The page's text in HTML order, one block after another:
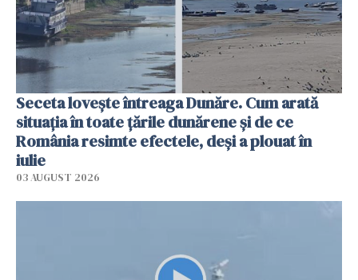
Seceta lovește întreaga Dunăre. Cum arată
situația în toate țările dunărene și de ce
România resimte efectele, deși a plouat în
iulie
03 AUGUST 2026